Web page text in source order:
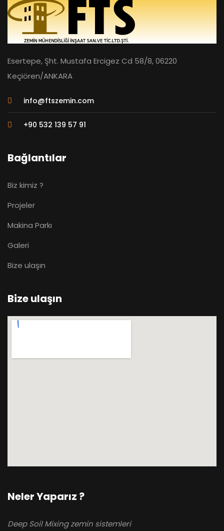
Esertepe, Şht. Mustafa Ercigez Cd 58/8, 06220
Keçiören/ANKARA
info@ftszemin.com
+90 532 139 57 91
Bağlantılar
Biz kimiz ?
Projeler
Makina Parkı
Galeri
Bize ulaşın
Bize ulaşın
Neler Yaparız ?
Deep Soil Mixing zemin sistemleri